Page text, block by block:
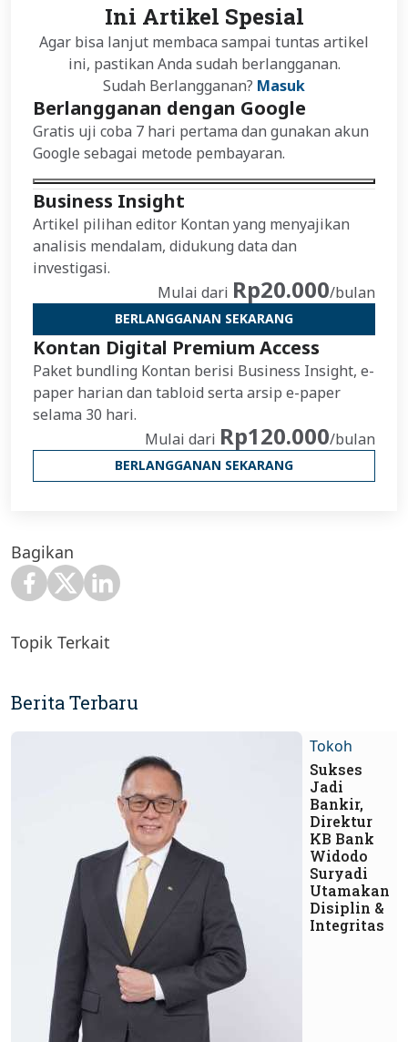
Ini Artikel Spesial
Agar bisa lanjut membaca sampai tuntas artikel
ini, pastikan Anda sudah berlangganan.
Sudah Berlangganan? Masuk
Berlangganan dengan Google
Gratis uji coba 7 hari pertama dan gunakan akun
Google sebagai metode pembayaran.
Business Insight
Artikel pilihan editor Kontan yang menyajikan
analisis mendalam, didukung data dan
investigasi.
Mulai dari Rp20.000/bulan
BERLANGGANAN SEKARANG
Kontan Digital Premium Access
Paket bundling Kontan berisi Business Insight, e-
paper harian dan tabloid serta arsip e-paper
selama 30 hari.
Mulai dari Rp120.000/bulan
BERLANGGANAN SEKARANG
Bagikan
Topik Terkait
Berita Terbaru
Tokoh
Sukses
Jadi
Bankir,
Direktur
KB Bank
Widodo
Suryadi
Utamakan
Disiplin &
Integritas